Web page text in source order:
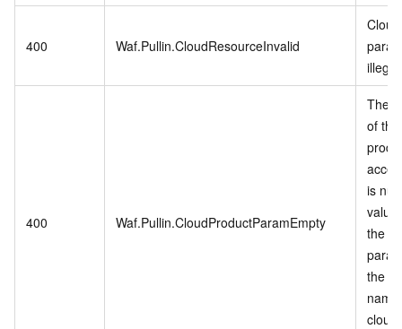
400 Waf.Pullin.CloudResourceInvalid
illegal.
400 Waf.Pullin.CloudProductParamEmpty
The
of
is
the
the
cloud